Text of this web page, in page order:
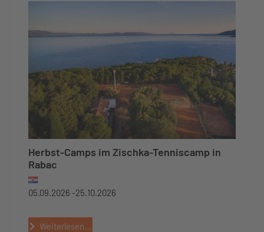
Herbst-Camps im Zischka-Tenniscamp in
Rabac
05.09.2026 -25.10.2026
Weiterlesen...